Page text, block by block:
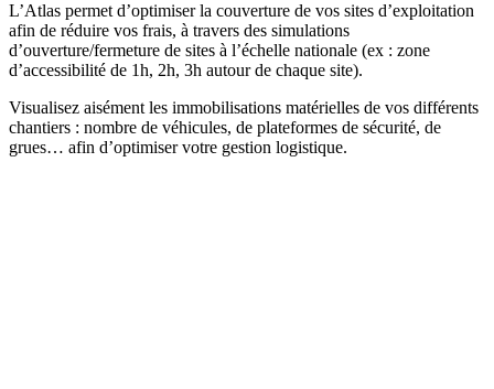
L’Atlas permet d’optimiser la couverture de vos sites d’exploitation
afin de réduire vos frais, à travers des simulations
d’ouverture/fermeture de sites à l’échelle nationale (ex : zone
d’accessibilité de 1h, 2h, 3h autour de chaque site).
Visualisez aisément les immobilisations matérielles de vos différents
chantiers : nombre de véhicules, de plateformes de sécurité, de
grues… afin d’optimiser votre gestion logistique.